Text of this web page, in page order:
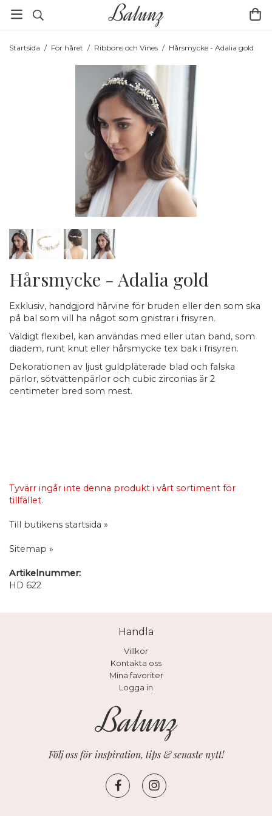
Startsida / För håret / Ribbons och Vines / Hårsmycke - Adalia gold
Hårsmycke - Adalia gold
Exklusiv, handgjord hårvine för bruden eller den som ska
på bal som vill ha något som gnistrar i frisyren.
Väldigt flexibel, kan användas med eller utan band, som
diadem, runt knut eller hårsmycke tex bak i frisyren.
Dekorationen av ljust guldpläterade blad och falska
pärlor, sötvattenpärlor och cubic zirconias är 2
centimeter bred som mest.
Tyvärr ingår inte denna produkt i vårt sortiment för
tillfället.
Till butikens startsida »
Sitemap »
Artikelnummer:
HD 622
Handla
Villkor
Kontakta oss
Mina favoriter
Logga in
Följ oss för inspiration, tips & senaste nytt!